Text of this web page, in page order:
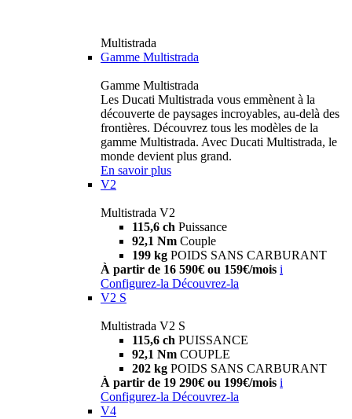
Multistrada
Gamme Multistrada
Gamme Multistrada
Les Ducati Multistrada vous emmènent à la
découverte de paysages incroyables, au-delà des
frontières. Découvrez tous les modèles de la
gamme Multistrada. Avec Ducati Multistrada, le
monde devient plus grand.
En savoir plus
V2
Multistrada V2
115,6 ch Puissance
92,1 Nm Couple
199 kg POIDS SANS CARBURANT
À partir de 16 590€ ou 159€/mois i
Configurez-la Découvrez-la
V2 S
Multistrada V2 S
115,6 ch PUISSANCE
92,1 Nm COUPLE
202 kg POIDS SANS CARBURANT
À partir de 19 290€ ou 199€/mois i
Configurez-la Découvrez-la
V4